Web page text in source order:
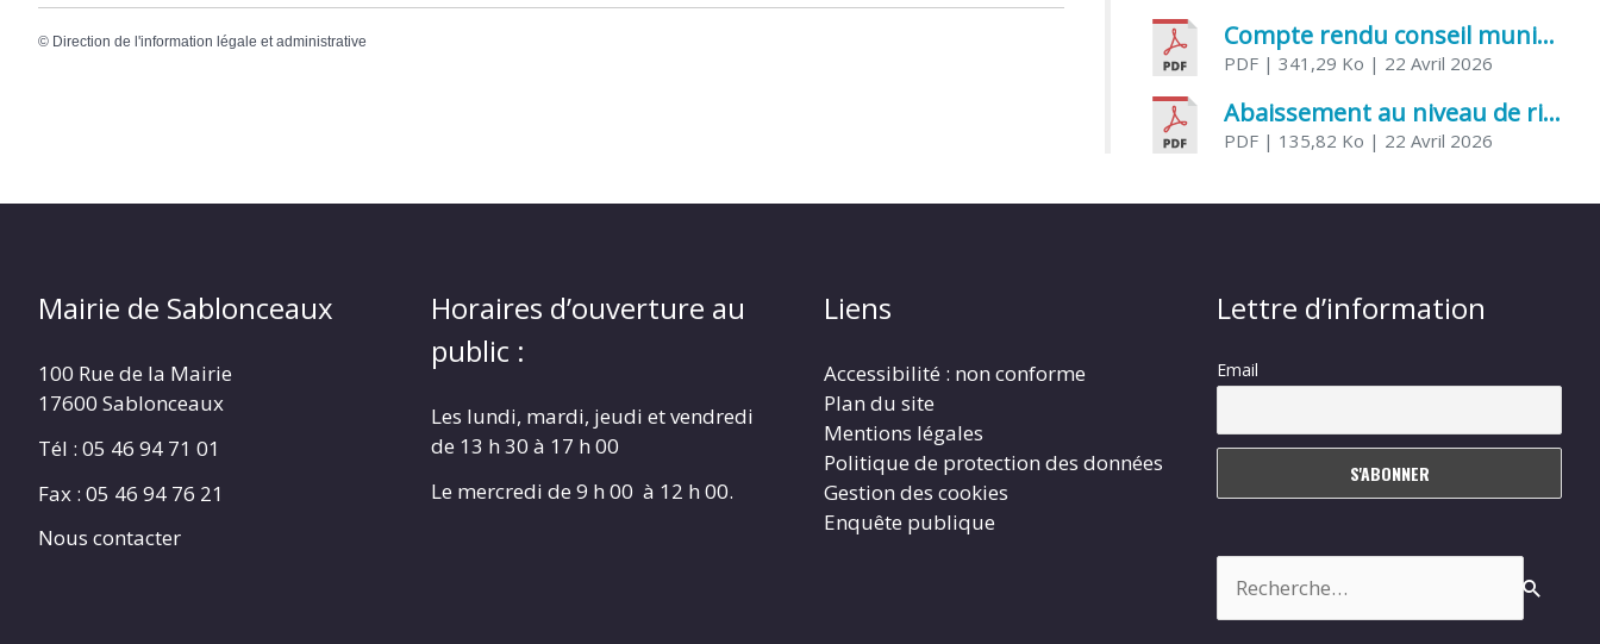
© Direction de l'information légale et administrative Compte rendu conseil municipal – 7 avril 2026
PDF | 341,29 Ko | 22 Avril 2026
Abaissement au niveau de risque modéré de l’Influenza aviaire
PDF | 135,82 Ko | 22 Avril 2026
Mairie de Sablonceaux
100 Rue de la Mairie
17600 Sablonceaux
Tél : 05 46 94 71 01
Fax : 05 46 94 76 21
Nous contacter
Horaires d’ouverture au
public :
Les lundi, mardi, jeudi et vendredi
de 13 h 30 à 17 h 00
Le mercredi de 9 h 00 à 12 h 00.
Liens
Accessibilité : non conforme
Plan du site
Mentions légales
Politique de protection des données
Gestion des cookies
Enquête publique
Lettre d’information
Email